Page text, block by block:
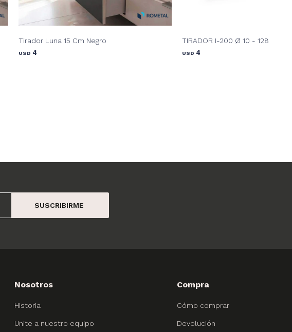
Tirador Luna 15 Cm Negro
USD 4
TIRADOR I-200 Ø 10 - 128
USD 4
SUSCRIBIRME
Nosotros
Historia
Unite a nuestro equipo
Compra
Cómo comprar
Devolución